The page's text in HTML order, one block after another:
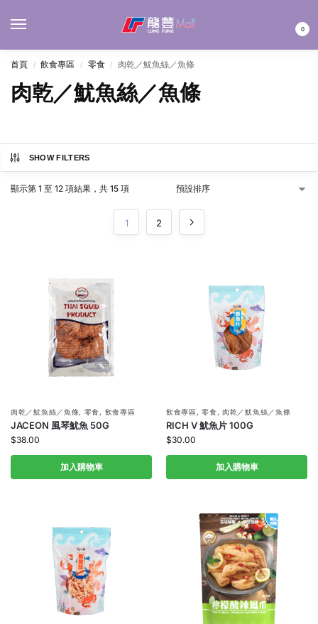
0
首頁 / 飲食專區 / 零食 / 肉乾／魷魚絲／魚條
肉乾／魷魚絲／魚條
SHOW FILTERS
顯示第 1 至 12 項結果，共 15 項
1 2
肉乾／魷魚絲／魚條, 零食, 飲食專區
JACEON 風琴魷魚 50G
$38.00
加入購物車
飲食專區,零食,肉乾／魷魚絲／魚條
RICH V 魷魚片 100G
$30.00
加入購物車